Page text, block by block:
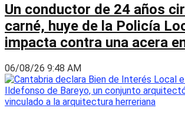
Un conductor de 24 años
carné, huye de la Policía
impacta contra una acera
06/08/26 9:48 AM